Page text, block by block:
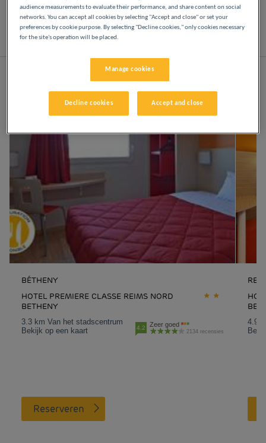
goede nachtrust tegen een lage prijs.
BÉTHENY
HOTEL PREMIERE CLASSE REIMS NORD
BETHENY
3.3 km Van het stadscentrum
Bekijk op een kaart
4.2 Zeer goed
2134 recensies
Reserveren
4.9
audience measurements to evaluate their performance, and share content on social
networks. You can accept all cookies by selecting "Accept and close" or set your
preferences by cookie purpose. By selecting "Decline cookies," only cookies necessary
for the site's operation will be placed.
Manage cookies
Decline cookies Accept and close